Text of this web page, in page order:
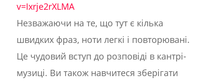
v=Ixrje2rXLMA
Незважаючи на те, що тут є кілька
швидких фраз, ноти легкі і повторювані.
Це чудовий вступ до розповіді в кантрі-
музиці. Ви також навчитеся зберігати